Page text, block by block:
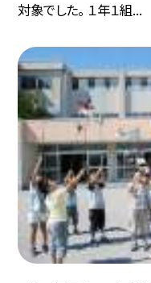
対象でした。 １年１組...